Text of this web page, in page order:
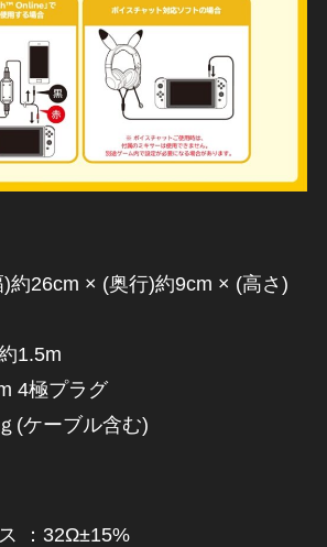
)約26cm × (奥行)約9cm × (高さ)
1.5m
4極プラグ
(ケーブル含む)
：32Ω±15%